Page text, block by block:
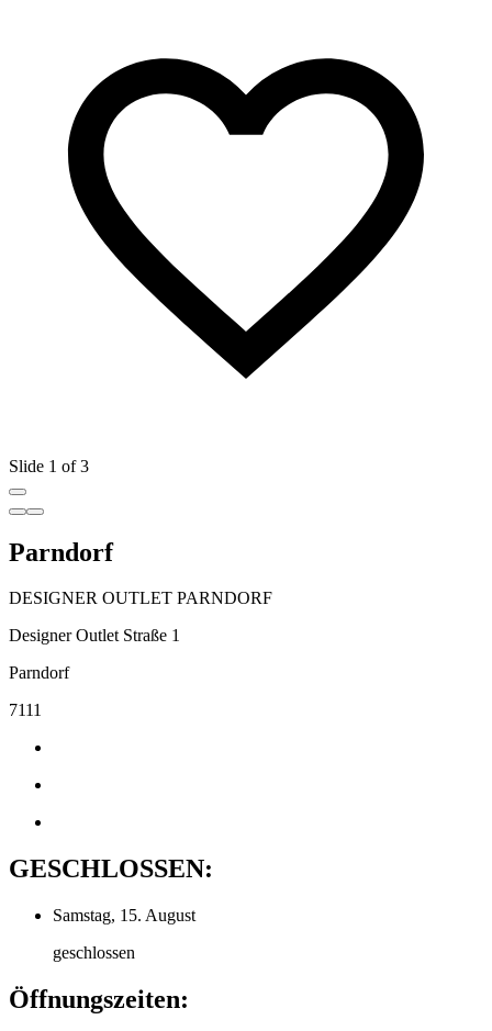
Slide 1 of 3
Parndorf
DESIGNER OUTLET PARNDORF
Designer Outlet Straße 1
Parndorf
7111
GESCHLOSSEN:
Samstag, 15. August
geschlossen
Öffnungszeiten: